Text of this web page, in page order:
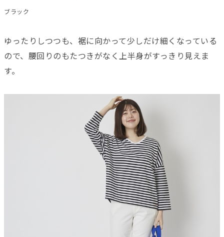
ブラック
ゆったりしつつも、裾に向かって少しだけ細くなっている
ので、腰回りのもたつきがなく上半身がすっきり見えま
す。